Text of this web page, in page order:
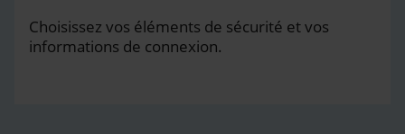
Choisissez vos éléments de sécurité et vos
informations de connexion.